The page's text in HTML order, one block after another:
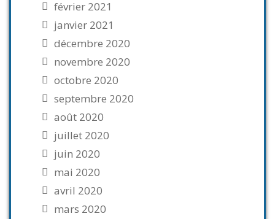
février 2021
janvier 2021
décembre 2020
novembre 2020
octobre 2020
septembre 2020
août 2020
juillet 2020
juin 2020
mai 2020
avril 2020
mars 2020